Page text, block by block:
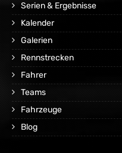
Serien & Ergebnisse
Kalender
Galerien
Rennstrecken
Fahrer
Teams
Fahrzeuge
Blog